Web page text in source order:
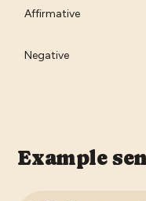
Affirmative
Negative
Example